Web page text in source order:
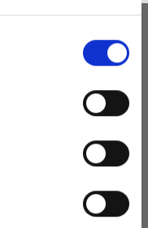
geografiske
aktivt skanne den
dine personlige
trekke tilbake ditt